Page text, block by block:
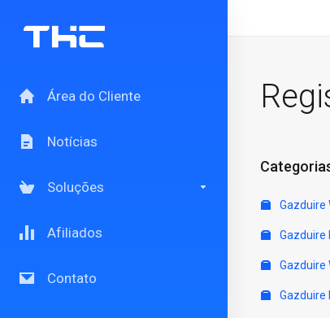
Área do Cliente
Notícias
Soluções
Afiliados
Contato
Gazduire
Gazduire
Gazduire
Gazduire